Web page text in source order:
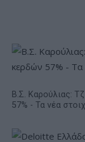
Β.Σ. Καρούλιας:
57% - Τα νέα